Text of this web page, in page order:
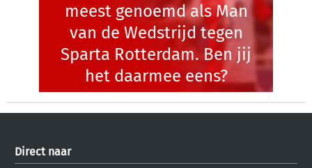
meest genoemd als Man
van de Wedstrijd tegen
Sparta Rotterdam. Ben jij
het daarmee eens?
Direct naar